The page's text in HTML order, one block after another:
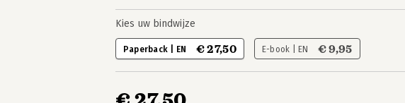
Kies uw bindwijze
Paperback | EN € 27,50 E-book | EN € 9,95